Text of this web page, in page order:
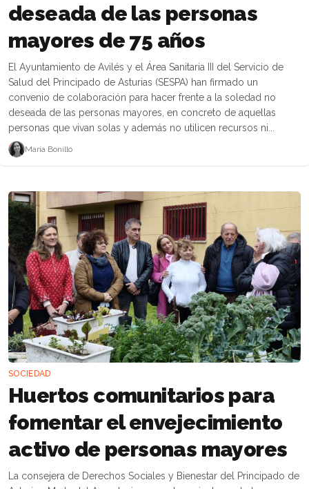
deseada de las personas
mayores de 75 años
El Ayuntamiento de Avilés y el Área Sanitaria III del Servicio de
Salud del Principado de Asturias (SESPA) han firmado un
convenio de colaboración para hacer frente a la soledad no
deseada de las personas mayores, en concreto de aquellas
personas que vivan solas y además no utilicen recursos ni...
María Bonillo
SOCIEDAD
Huertos comunitarios para
fomentar el envejecimiento
activo de personas mayores
La consejera de Derechos Sociales y Bienestar del Principado de